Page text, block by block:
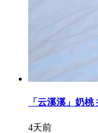
「云溪溪」奶
4天前